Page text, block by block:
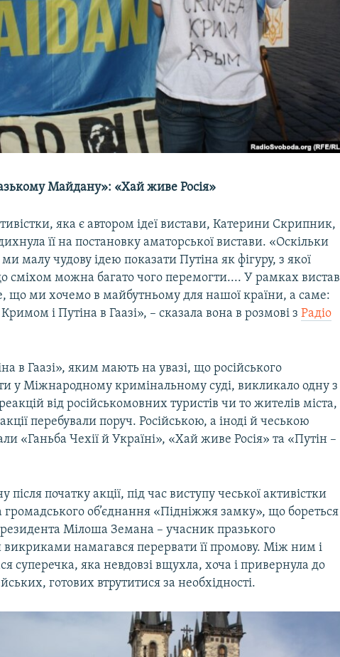
Майдану»: «Хай живе Росія»
яка є автором ідеї вистави, Катерини Скрипник,
її на постановку аматорської вистави. «Оскільки
малу чудову ідею показати Путіна як фігуру, з якої
сміхом можна багато чого перемогти.... У рамках вистав
що ми хочемо в майбутньому для нашої країни, а саме:
Кримом і Путіна в Гаазі», – сказала вона в розмові зРадіо
в Гаазі», яким мають на увазі, що російського
у Міжнародному кримінальному суді, викликало одну з
від російськомовних туристів чи то жителів міста,
перебували поруч. Російською, а іноді й чеською
«Ганьба Чехії й Україні», «Хай живе Росія» та «Путін –
початку акції, під час виступу чеської активістки
громадського об’єднання «Підніжжя замку», що бореться
Мілоша Земана – учасник празького
намагався перервати її промову. Між ним і
суперечка, яка невдовзі вщухла, хоча і привернула до
готових втрутитися за необхідності.